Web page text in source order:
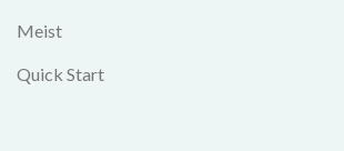
Meist
Quick Start